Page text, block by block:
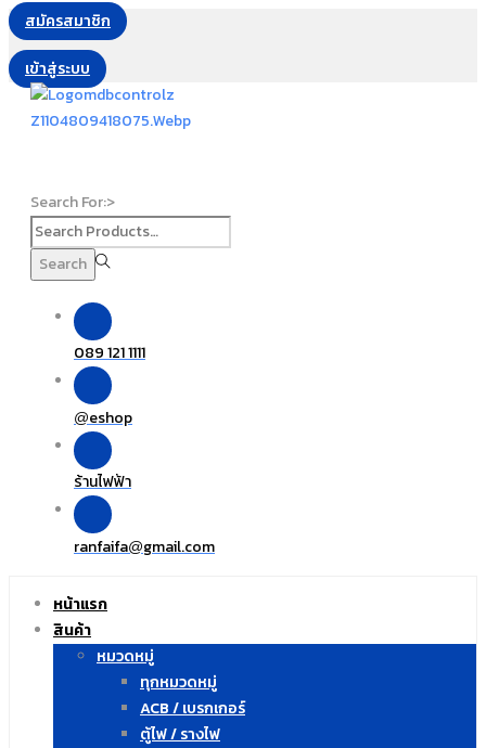
สมัครสมาชิก
เข้าสู่ระบบ
Search For:>
Search
089 121 1111
@eshop
ร้านไฟฟ้า
ranfaifa@gmail.com
หน้าแรก
สินค้า
หมวดหมู่
ทุกหมวดหมู่
ACB / เบรกเกอร์
ตู้ไฟ / รางไฟ